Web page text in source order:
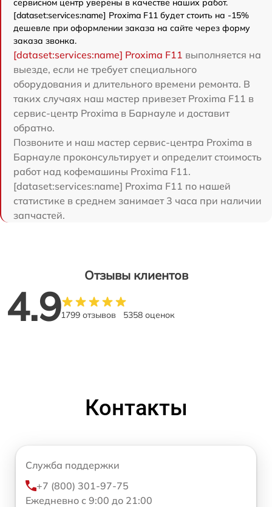
[dataset:services:name] Proxima F11 будет стоить на -15%
дешевле при оформлении заказа на сайте через форму
заказа звонка.
[dataset:services:name] Proxima F11 выполняется на
выезде, если не требует специального
оборудования и длительного времени ремонта. В
таких случаях наш мастер привезет Proxima F11 в
сервис-центр Proxima в Барнауле и доставит
обратно.
Позвоните и наш мастер сервис-центра Proxima в
Барнауле проконсультирует и определит стоимость
работ над кофемашины Proxima F11.
[dataset:services:name] Proxima F11 по нашей
статистике в среднем занимает 3 часа при наличии
запчастей.
Отзывы клиентов
4.91799 отзывов 5358 оценок
Контакты
Служба поддержки
+7 (800) 301-97-75
Ежедневно с 9:00 до 21:00